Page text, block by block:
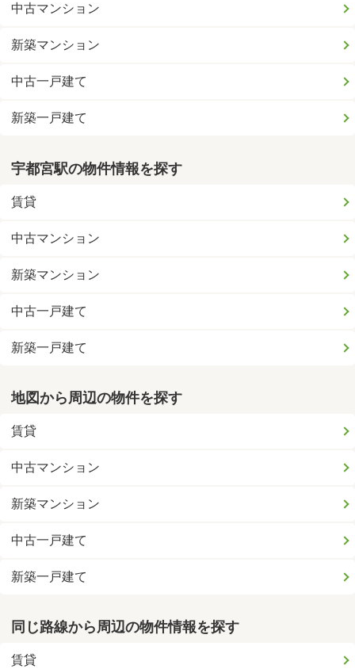
中古マンション
新築マンション
中古一戸建て
新築一戸建て
宇都宮駅の物件情報を探す
賃貸
中古マンション
新築マンション
中古一戸建て
新築一戸建て
地図から周辺の物件を探す
賃貸
中古マンション
新築マンション
中古一戸建て
新築一戸建て
同じ路線から周辺の物件情報を探す
賃貸